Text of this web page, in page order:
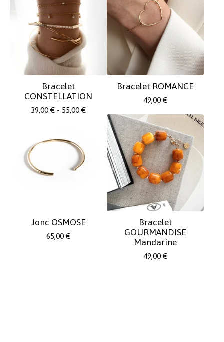
Bracelet
CONSTELLATION
39,00 € - 55,00 €
Bracelet ROMANCE
49,00 €
Jonc OSMOSE
65,00 €
Bracelet
GOURMANDISE
Mandarine
49,00 €